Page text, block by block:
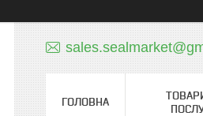
ГОЛОВНА